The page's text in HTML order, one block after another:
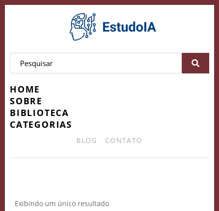
HOME
SOBRE
BIBLIOTECA
CATEGORIAS
BLOG CONTATO
Exibindo um único resultado